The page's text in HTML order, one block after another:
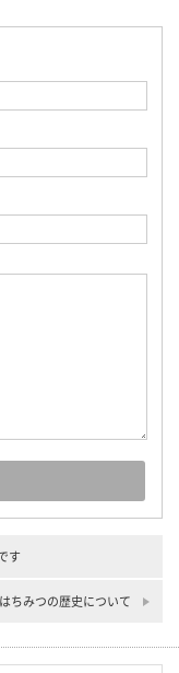
す
ちみつの歴史について